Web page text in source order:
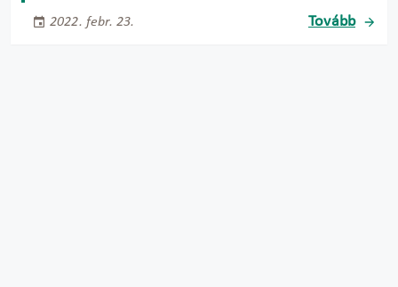
2022. febr. 23. Tovább